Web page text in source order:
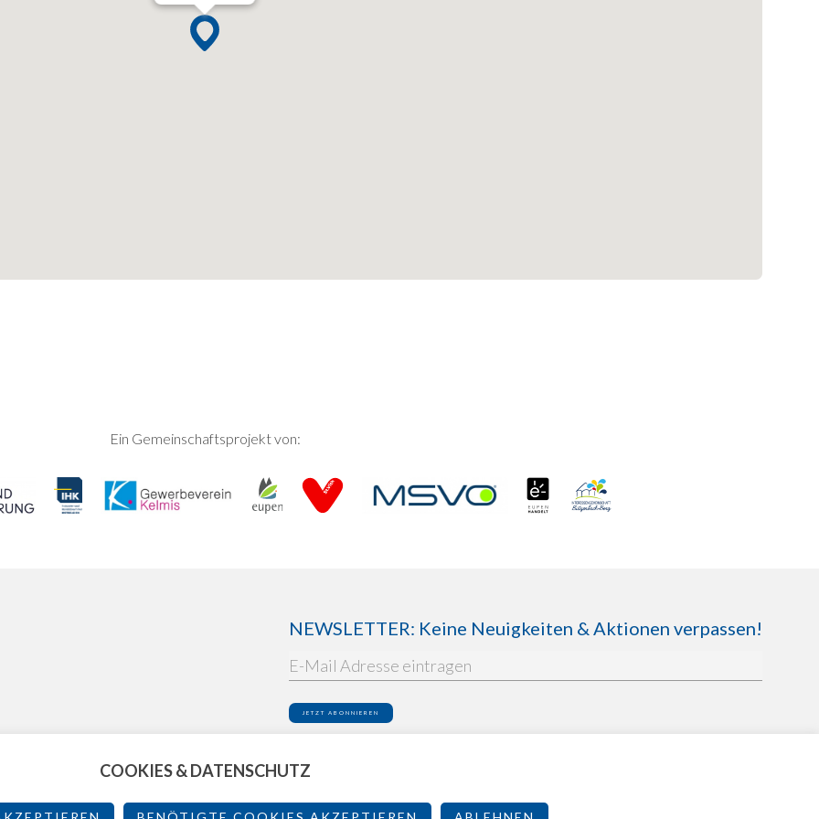
Ein Gemeinschaftsprojekt von:
NEWSLETTER: Keine Neuigkeiten & Aktionen verpassen!
COOKIES & DATENSCHUTZ